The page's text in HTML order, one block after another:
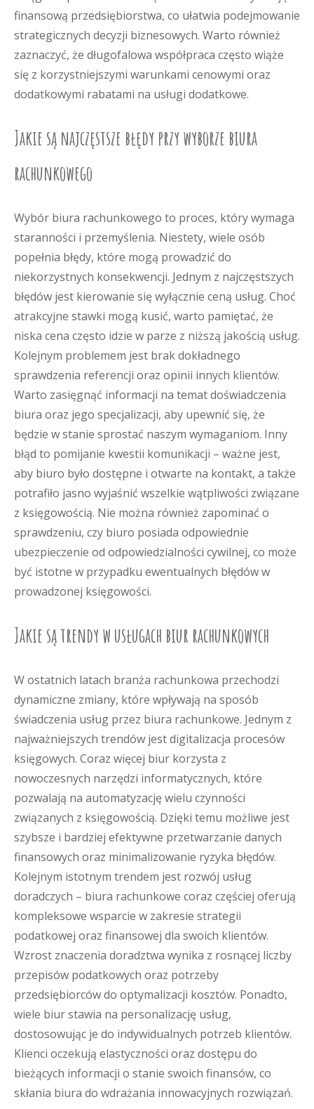
finansową przedsiębiorstwa, co ułatwia podejmowanie
strategicznych decyzji biznesowych. Warto również
zaznaczyć, że długofalowa współpraca często wiąże
się z korzystniejszymi warunkami cenowymi oraz
dodatkowymi rabatami na usługi dodatkowe.
Jakie są najczęstsze błędy przy wyborze biura
rachunkowego
Wybór biura rachunkowego to proces, który wymaga
staranności i przemyślenia. Niestety, wiele osób
popełnia błędy, które mogą prowadzić do
niekorzystnych konsekwencji. Jednym z najczęstszych
błędów jest kierowanie się wyłącznie ceną usług. Choć
atrakcyjne stawki mogą kusić, warto pamiętać, że
niska cena często idzie w parze z niższą jakością usług.
Kolejnym problemem jest brak dokładnego
sprawdzenia referencji oraz opinii innych klientów.
Warto zasięgnąć informacji na temat doświadczenia
biura oraz jego specjalizacji, aby upewnić się, że
będzie w stanie sprostać naszym wymaganiom. Inny
błąd to pomijanie kwestii komunikacji – ważne jest,
aby biuro było dostępne i otwarte na kontakt, a także
potrafiło jasno wyjaśnić wszelkie wątpliwości związane
z księgowością. Nie można również zapominać o
sprawdzeniu, czy biuro posiada odpowiednie
ubezpieczenie od odpowiedzialności cywilnej, co może
być istotne w przypadku ewentualnych błędów w
prowadzonej księgowości.
Jakie są trendy w usługach biur rachunkowych
W ostatnich latach branża rachunkowa przechodzi
dynamiczne zmiany, które wpływają na sposób
świadczenia usług przez biura rachunkowe. Jednym z
najważniejszych trendów jest digitalizacja procesów
księgowych. Coraz więcej biur korzysta z
nowoczesnych narzędzi informatycznych, które
pozwalają na automatyzację wielu czynności
związanych z księgowością. Dzięki temu możliwe jest
szybsze i bardziej efektywne przetwarzanie danych
finansowych oraz minimalizowanie ryzyka błędów.
Kolejnym istotnym trendem jest rozwój usług
doradczych – biura rachunkowe coraz częściej oferują
kompleksowe wsparcie w zakresie strategii
podatkowej oraz finansowej dla swoich klientów.
Wzrost znaczenia doradztwa wynika z rosnącej liczby
przepisów podatkowych oraz potrzeby
przedsiębiorców do optymalizacji kosztów. Ponadto,
wiele biur stawia na personalizację usług,
dostosowując je do indywidualnych potrzeb klientów.
Klienci oczekują elastyczności oraz dostępu do
bieżących informacji o stanie swoich finansów, co
skłania biura do wdrażania innowacyjnych rozwiązań.